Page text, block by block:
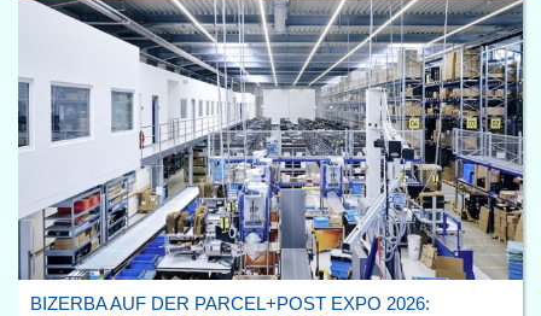
BIZERBA AUF DER PARCEL+POST EXPO 2026: